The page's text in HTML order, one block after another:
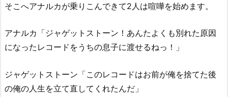
そこへアナルカが乗りこんできて2人は喧嘩を始めます。
アナルカ「ジャゲットストーン！あんたよくも別れた原因
になったレコードをうちの息子に渡せるねっ！」
ジャゲットストーン「このレコードはお前が俺を捨てた後
の俺の人生を立て直してくれたんだ」